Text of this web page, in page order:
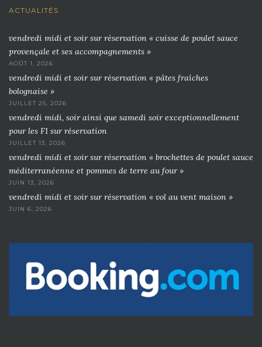
ACTUALITÉS
vendredi midi et soir sur réservation « cuisse de poulet sauce
provençale et ses accompagnements »
AOÛT 1, 2026
vendredi midi et soir sur réservation « pâtes fraîches
bolognaise »
JUILLET 25, 2026
vendredi midi, soir ainsi que samedi soir exceptionnellement
pour les F1 sur réservation
JUILLET 13, 2026
vendredi midi et soir sur réservation « brochettes de poulet sauce
méditerranéenne et pommes de terre au four »
JUIN 13, 2026
vendredi midi et soir sur réservation « vol au vent maison »
JUIN 6, 2026